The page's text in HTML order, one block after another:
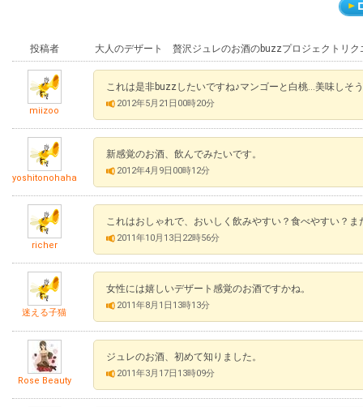
投稿者 大人のデザート 贅沢ジュレのお酒のbuzzプロジェクトリク
miizoo
これは是非buzzしたいですね♪マンゴーと白桃…美味しそ
2012年5月21日00時20分
yoshitonohaha
新感覚のお酒、飲んでみたいです。
2012年4月9日00時12分
richer
これはおしゃれで、おいしく飲みやすい？食べやすい？ま
2011年10月13日22時56分
迷える子猫
女性には嬉しいデザート感覚のお酒ですかね。
2011年8月1日13時13分
Rose Beauty
ジュレのお酒、初めて知りました。
2011年3月17日13時09分